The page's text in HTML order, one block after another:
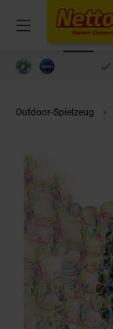
Menü
Outdoor-Spielzeug